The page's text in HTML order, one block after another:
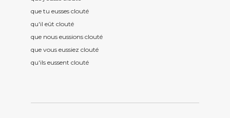
que tu eusses clouté
qu'il eût clouté
que nous eussions clouté
que vous eussiez clouté
qu'ils eussent clouté